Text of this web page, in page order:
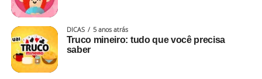
DICAS 5 anos atrás
Truco mineiro: tudo que você precisa
saber